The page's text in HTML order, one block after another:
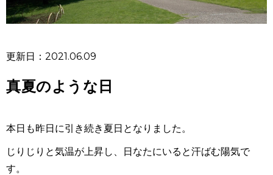
更新日：2021.06.09
真夏のような日
本日も昨日に引き続き夏日となりました。
じりじりと気温が上昇し、日なたにいると汗ばむ陽気で
す。